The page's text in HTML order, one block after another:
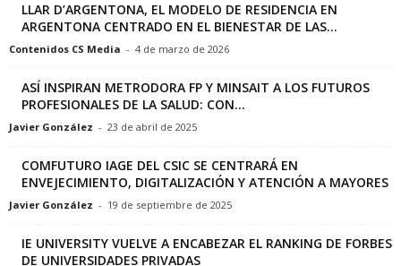
LLAR D’ARGENTONA, EL MODELO DE RESIDENCIA EN
ARGENTONA CENTRADO EN EL BIENESTAR DE LAS...
Contenidos CS Media - 4 de marzo de 2026
ASÍ INSPIRAN METRODORA FP Y MINSAIT A LOS FUTUROS
PROFESIONALES DE LA SALUD: CON...
Javier González - 23 de abril de 2025
COMFUTURO IAGE DEL CSIC SE CENTRARÁ EN
ENVEJECIMIENTO, DIGITALIZACIÓN Y ATENCIÓN A MAYORES
Javier González - 19 de septiembre de 2025
IE UNIVERSITY VUELVE A ENCABEZAR EL RANKING DE FORBES
DE UNIVERSIDADES PRIVADAS